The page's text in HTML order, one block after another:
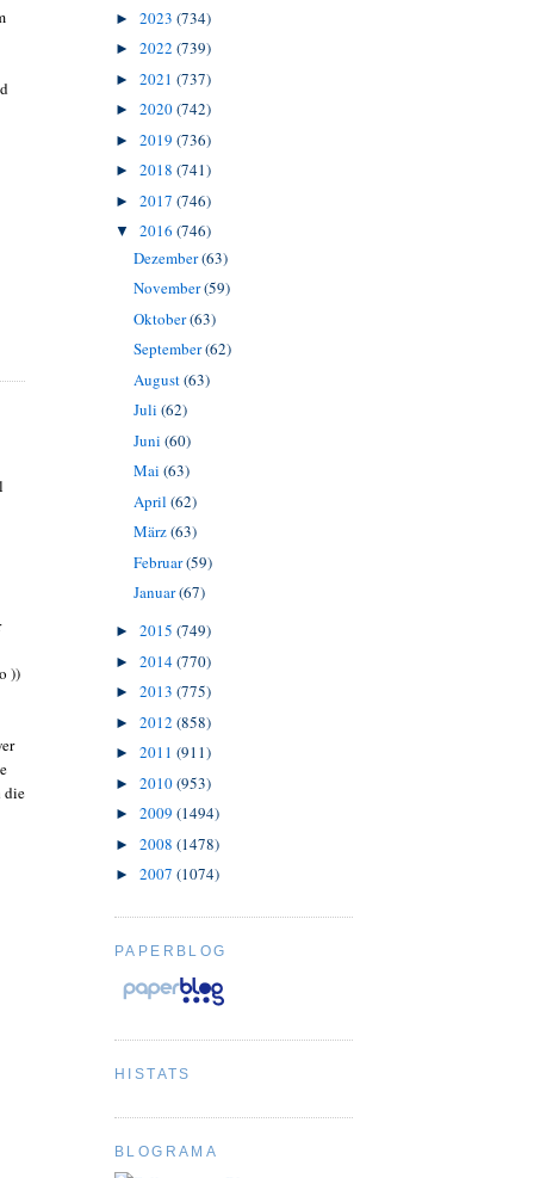
))
die
► 2023 (734)
► 2022 (739)
► 2021 (737)
► 2020(742)
► 2019 (736)
► 2018 (741)
► 2017 (746)
▼ 2016 (746)
Dezember(63)
November(59)
Oktober(63)
September(62)
August(63)
Juli (62)
Juni (60)
Mai (63)
April (62)
März(63)
Februar(59)
Januar(67)
► 2015 (749)
► 2014(770)
► 2013 (775)
► 2012 (858)
► 2011 (911)
► 2010(953)
► 2009 (1494)
► 2008 (1478)
► 2007 (1074)
PAPERBLOG
HISTATS
BLOGRAMA